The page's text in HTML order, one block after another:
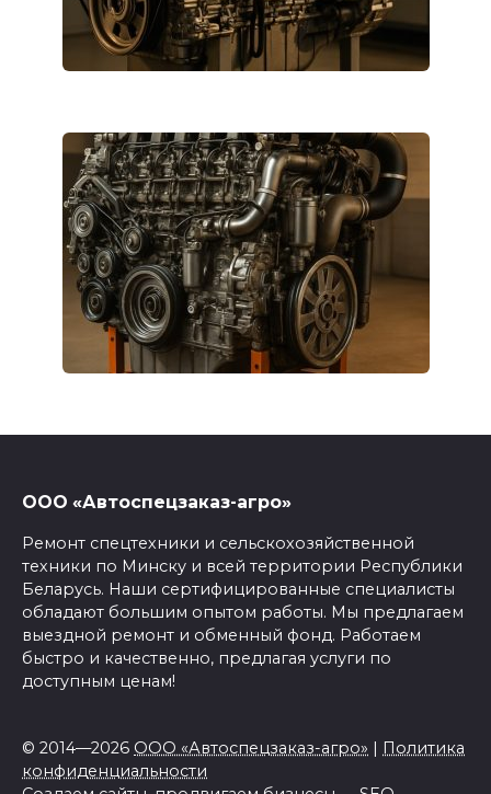
ООО «Автоспецзаказ-агро»
Ремонт спецтехники и сельскохозяйственной
техники по Минску и всей территории Республики
Беларусь. Наши сертифицированные специалисты
обладают большим опытом работы. Мы предлагаем
выездной ремонт и обменный фонд. Работаем
быстро и качественно, предлагая услуги по
доступным ценам!
© 2014—2026 ООО «Автоспецзаказ-агро» | Политика
конфиденциальности